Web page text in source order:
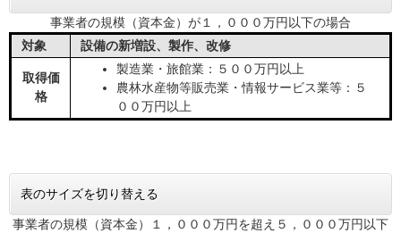
事業者の規模（資本金）が１，０００万円以下の場合
対象
設備の新増設、製作、改修
取得価
格
製造業・旅館業：５００万円以上
農林水産物等販売業・情報サービス業等：５
００万円以上
表のサイズを切り替える
事業者の規模（資本金）１，０００万円を超え５，０００万円以下